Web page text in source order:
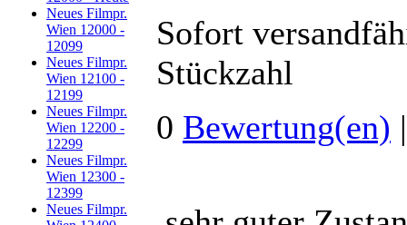
Neues Filmpr.
Wien 12000 -
12099
Neues Filmpr.
Wien 12100 -
12199
Neues Filmpr.
Wien 12200 -
12299
Neues Filmpr.
Wien 12300 -
12399
Neues Filmpr.
Sofort
Stückzahl
0 Bewertung(en)